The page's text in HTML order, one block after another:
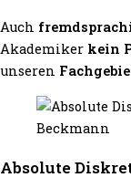
Auch
Akademiker kein
unseren
Absolute